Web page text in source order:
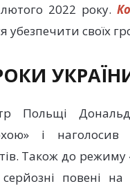
2022 року.
убезпечити своїх
Польщі
і наголосив
Також до режиму
повені на